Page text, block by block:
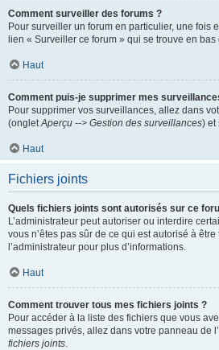
Comment surveiller des forums ?
Pour surveiller un forum en particulier, une fois
lien « Surveiller ce forum » qui se trouve en bas
Haut
Comment puis-je supprimer mes
Pour supprimer vos surveillances, allez dans
(ongletAperçu --> Gestion des surveillances) et
Haut
Fichiers joints
Quels fichiers joints sont autorisés sur ce
L’administrateur peut autoriser ou interdire
vous n’êtes pas sûr de ce qui est autorisé à
l’administrateur pour plus d’informations.
Haut
Comment trouver tous mes fichiers joints ?
Pour accéder à la liste des fichiers que vous
messages privés, allez dans votre panneau de
fichiers joints.